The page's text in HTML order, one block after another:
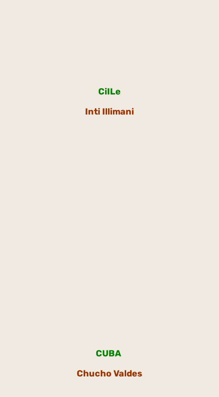
CiILe
Inti Illimani
CUBA
Chucho Valdes